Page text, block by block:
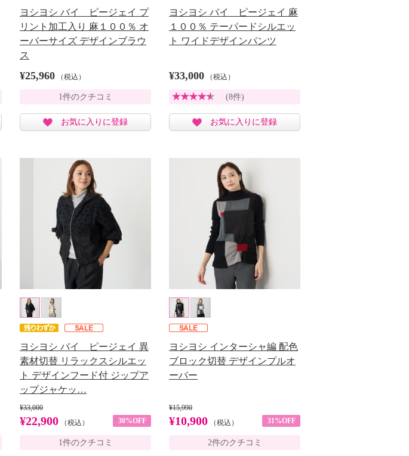
ヨシヨシ バイ ピージェイ プ
リント加工入り 麻１００％ オ
ーバーサイズ デザインブラウ
ス
¥25,960 （税込）
1件のクチコミ
お気に入りに登録
ヨシヨシ バイ ピージェイ 麻
１００％ テーパードシルエッ
ト ワイドデザインパンツ
¥33,000 （税込）
(8件)
お気に入りに登録
ヨシヨシ バイ ピージェイ 異
素材切替 リラックスシルエッ
ト デザインフード付 ジップア
ップジャケッ…
¥33,000
¥22,900 （税込） 30%OFF
1件のクチコミ
ヨシヨシ インターシャ編 配色
ブロック切替 デザインプルオ
ーバー
¥15,990
¥10,900 （税込） 31%OFF
2件のクチコミ